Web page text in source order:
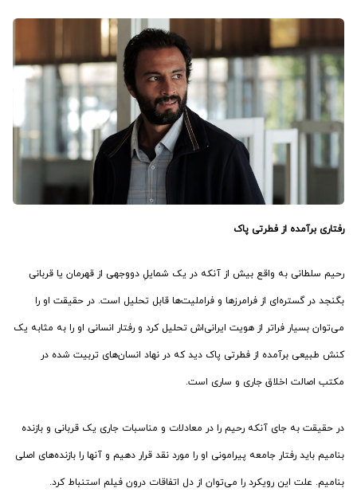
رفتاری برآمده از فطرتی پاک
رحیم سلطانی به واقع بیش از آنکه در یک شمایلِ دووجهی از قهرمان یا قربانی
بگنجد در گستره‌ای از فرامرزها و فراملیت‌ها قابل تحلیل است. در حقیقت او را
می‌توان بسیار فراتر از هویت ایرانی‌اش تحلیل کرد و رفتار انسانی او را به مثابه یک
کنش طبیعی برآمده از فطرتی پاک دید که در نهاد انسان‌های تربیت شده در
مکتب اصالت اخلاق جاری و ساری است.
در حقیقت به جای آنکه رحیم را در معادلات و مناسبات جاری یک قربانی و بازنده
بنامیم باید رفتار جامعه پیرامونی او را مورد نقد قرار دهیم و آنها را بازنده‌های اصلی
بنامیم. علت این رویکرد را می‌توان از دل اتفاقات درون فیلم استنباط کرد.